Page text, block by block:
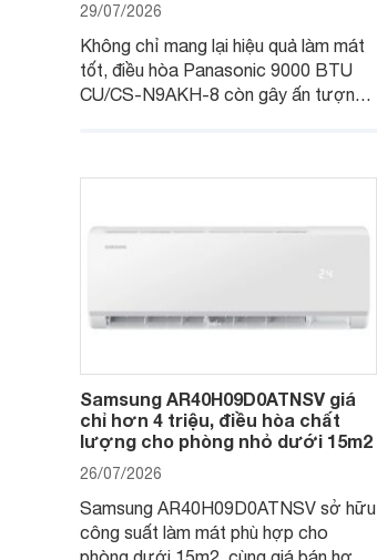
29/07/2026
Không chỉ mang lại hiệu quả làm mát
tốt, điều hòa Panasonic 9000 BTU
CU/CS-N9AKH-8 còn gây ấn tượng
Samsung AR40H09D0ATNSV giá
chỉ hơn 4 triệu, điều hòa chất
lượng cho phòng nhỏ dưới 15m2
26/07/2026
Samsung AR40H09D0ATNSV sở hữu
công suất làm mát phù hợp cho